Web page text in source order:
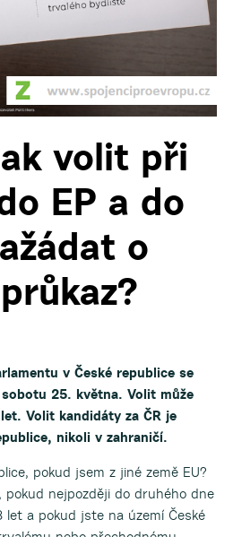
volit při
EP a do
o
v České republice se
25. května. Volit může
Volit kandidáty za ČR je
nikoli v zahraničí.
pokud jsem z jiné země EU?
pokud nejpozději do druhého dne
let a pokud jste na území České